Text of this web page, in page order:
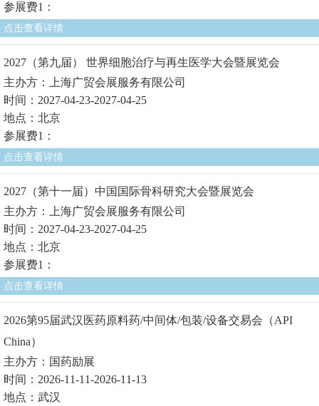
参展费1：
点击查看详情
2027（第九届） 世界细胞治疗与再生医学大会暨展览会
主办方：上海广贸会展服务有限公司
时间：2027-04-23-2027-04-25
地点：北京
参展费1：
点击查看详情
2027（第十一届）中国国际骨科研究大会暨展览会
主办方：上海广贸会展服务有限公司
时间：2027-04-23-2027-04-25
地点：北京
参展费1：
点击查看详情
2026第95届武汉医药原料药/中间体/包装/设备交易会（API
China）
主办方：国药励展
时间：2026-11-11-2026-11-13
地点：武汉